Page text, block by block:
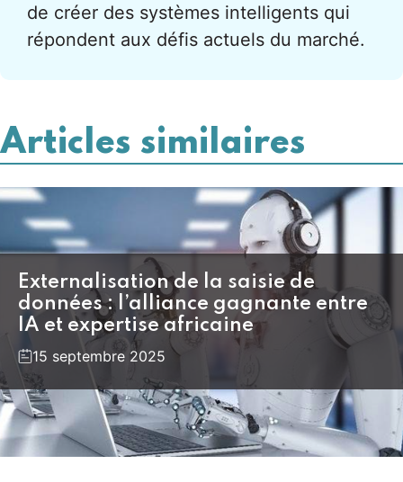
de créer des systèmes intelligents qui
répondent aux défis actuels du marché.
Articles similaires
Externalisation de la saisie de
données : l’alliance gagnante entre
IA et expertise africaine
15 septembre 2025